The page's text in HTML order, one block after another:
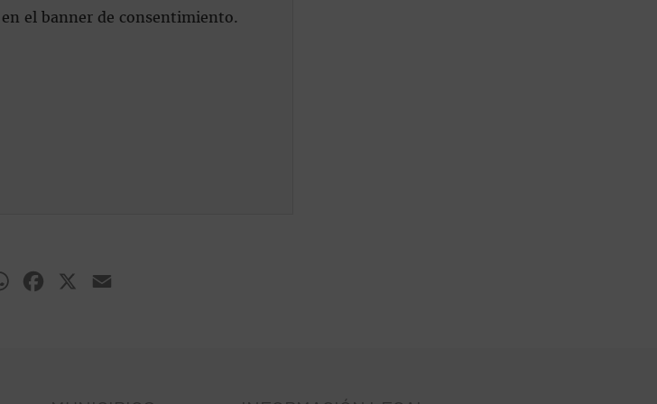
en el banner de consentimiento.
WhatsAppFacebook